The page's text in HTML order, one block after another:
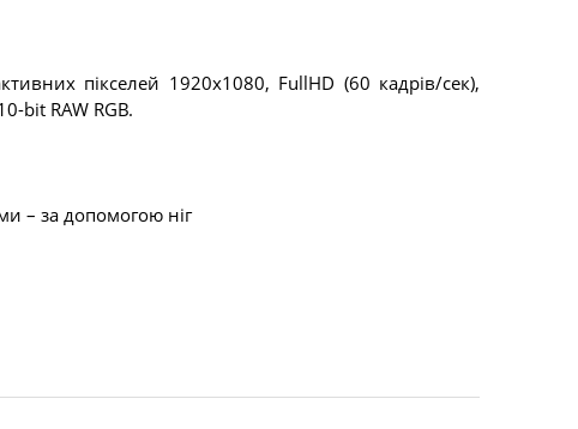
пікселей 1920х1080, FullHD (60 кадрів/сек),
bit RAW RGB.
– за допомогою ніг